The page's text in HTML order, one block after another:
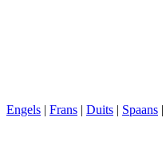
Engels | Frans | Duits | Spaans |